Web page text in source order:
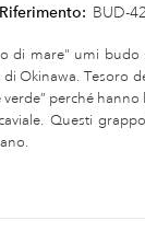
Riferimento: BUD-
di mare" umi budo
Okinawa. Tesoro
verde” perché
Questi